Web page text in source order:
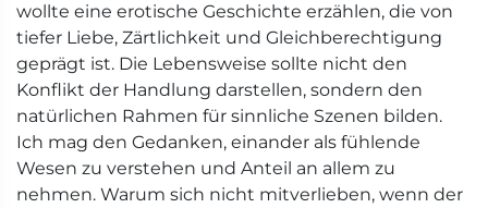
wollte eine erotische Geschichte erzählen, die von
tiefer Liebe, Zärtlichkeit und Gleichberechtigung
geprägt ist. Die Lebensweise sollte nicht den
Konflikt der Handlung darstellen, sondern den
natürlichen Rahmen für sinnliche Szenen bilden.
Ich mag den Gedanken, einander als fühlende
Wesen zu verstehen und Anteil an allem zu
nehmen. Warum sich nicht mitverlieben, wenn der